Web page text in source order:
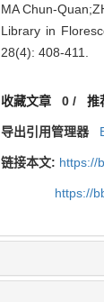
MA Chun-
Library in
28(4): 408-411.
收藏文章 0 /推
导出引用管理器
链接本文: https://
https://